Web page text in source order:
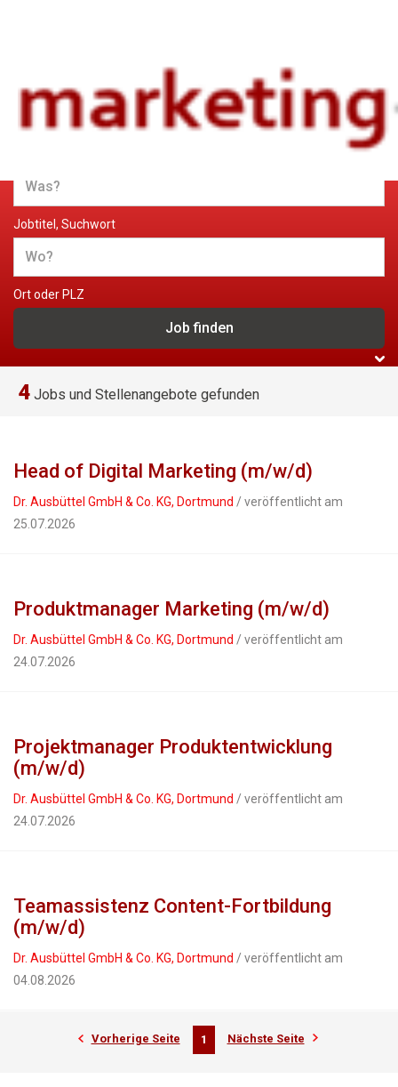
Jobs und Stellenangebote im
Marketing
Jobtitel, Suchwort
Ort oder PLZ
4 Jobs und Stellenangebote gefunden
Head of Digital Marketing (m/w/d)
Dr. Ausbüttel GmbH & Co. KG, Dortmund / veröffentlicht am
25.07.2026
Produktmanager Marketing (m/w/d)
Dr. Ausbüttel GmbH & Co. KG, Dortmund / veröffentlicht am
24.07.2026
Projektmanager Produktentwicklung
(m/w/d)
Dr. Ausbüttel GmbH & Co. KG, Dortmund / veröffentlicht am
24.07.2026
Teamassistenz Content-Fortbildung
(m/w/d)
Dr. Ausbüttel GmbH & Co. KG, Dortmund / veröffentlicht am
04.08.2026
Vorherige Seite 1 Nächste Seite